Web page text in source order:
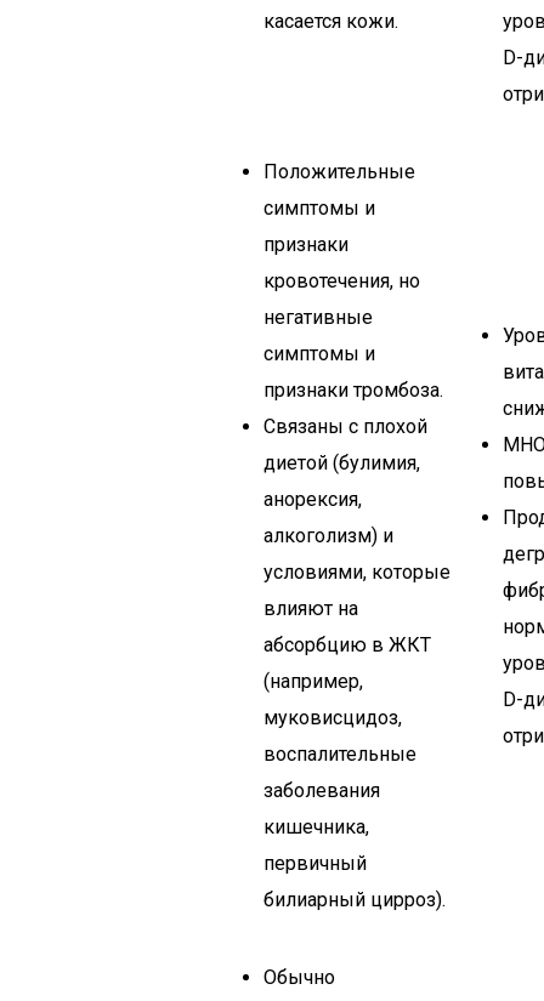
касается кожи.
D-
Положительные
симптомы и
признаки
кровотечения, но
негативные
симптомы и
признаки тромбоза.
Связаны с плохой
диетой (булимия,
анорексия,
алкоголизм) и
условиями, которые
влияют на
абсорбцию в ЖКТ
(например,
муковисцидоз,
воспалительные
заболевания
кишечника,
первичный
билиарный цирроз).
D-
Обычно